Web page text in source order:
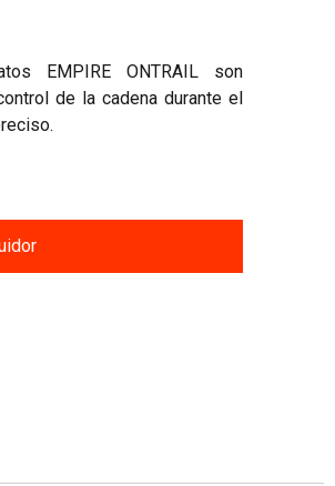
EMPIRE ONTRAIL son
de la cadena durante el